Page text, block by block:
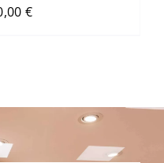
€Fascia